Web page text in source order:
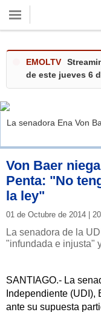
EMOLTV
de este jueves 6
La senadora Ena Von
Von Baer
Penta: "No
la ley"
01 de Octubre de 2014 |
La senadora de la
"infundada e injusta"
SANTIAGO.- La
Independiente (UDI),
ante su supuesta